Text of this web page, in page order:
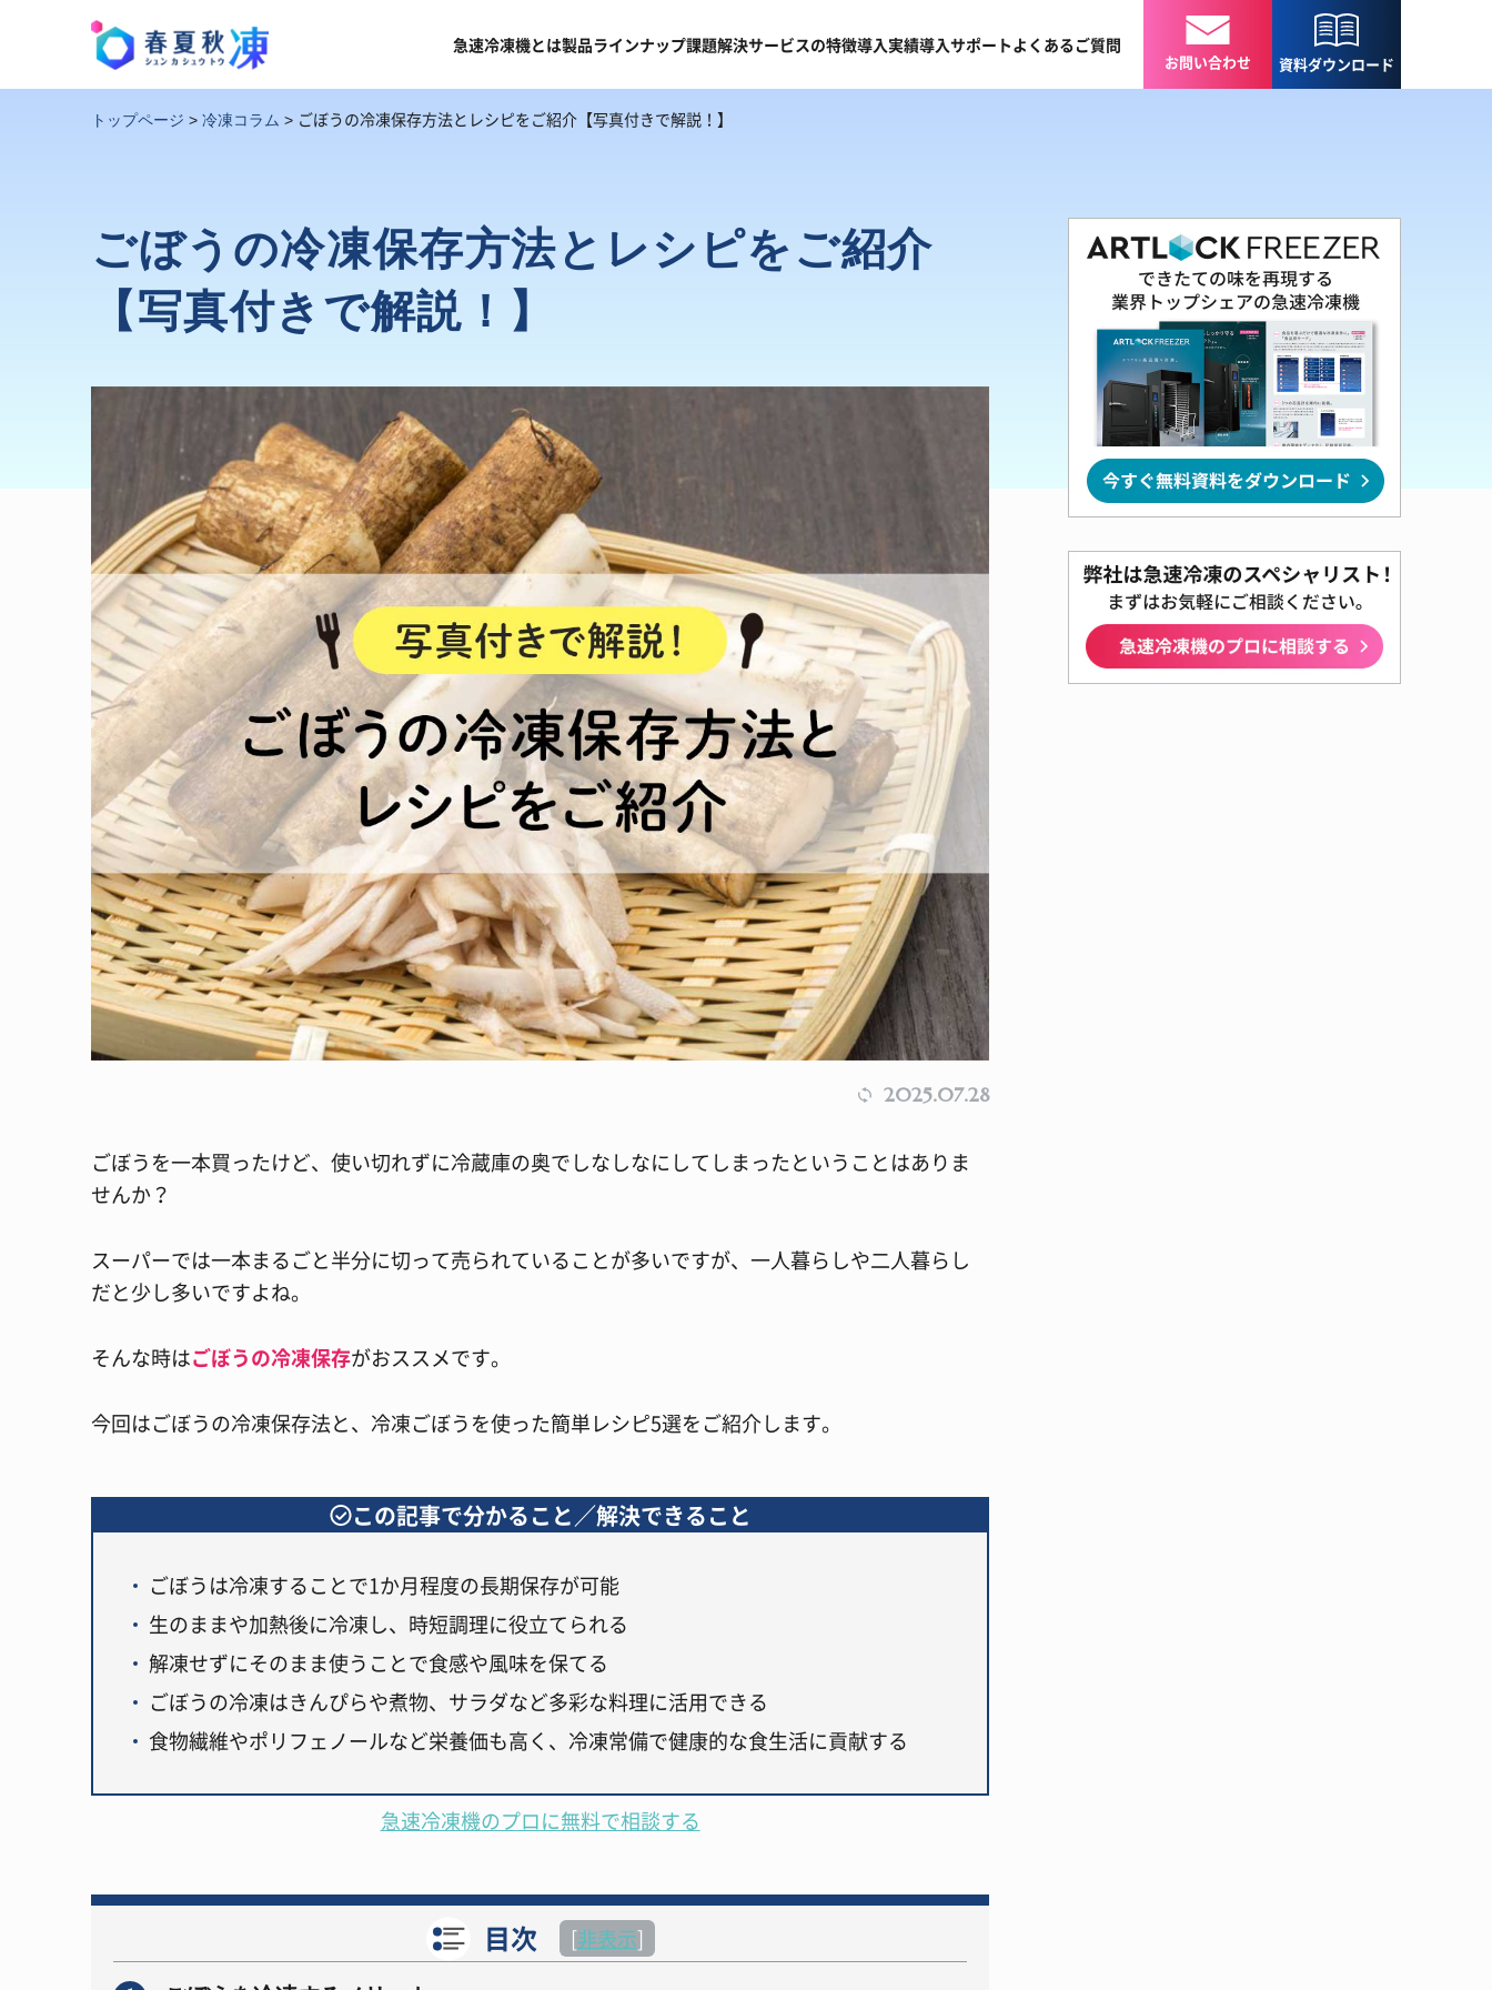
急速冷凍機とは製品ラインナップ課題解決サービスの特徴導入実績導入サポートよくあるご質問
お問い合わせ 資料ダウンロード
トップページ > 冷凍コラム > ごぼうの冷凍保存方法とレシピをご紹介【写真付きで解説！】
ごぼうの冷凍保存方法とレシピをご紹介
【写真付きで解説！】
2025.07.28
ごぼうを一本買ったけど、使い切れずに冷蔵庫の奥でしなしなにしてしまったということはありま
せんか？
スーパーでは一本まるごと半分に切って売られていることが多いですが、一人暮らしや二人暮らし
だと少し多いですよね。
そんな時はごぼうの冷凍保存がおススメです。
今回はごぼうの冷凍保存法と、冷凍ごぼうを使った簡単レシピ5選をご紹介します。
この記事で分かること／解決できること
ごぼうは冷凍することで1か月程度の長期保存が可能
生のままや加熱後に冷凍し、時短調理に役立てられる
解凍せずにそのまま使うことで食感や風味を保てる
ごぼうの冷凍はきんぴらや煮物、サラダなど多彩な料理に活用できる
食物繊維やポリフェノールなど栄養価も高く、冷凍常備で健康的な食生活に貢献する
急速冷凍機のプロに無料で相談する
目次 [非表示]